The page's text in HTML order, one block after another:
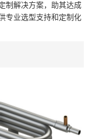
制解决方案，助其达成
专业选型支持和定制化